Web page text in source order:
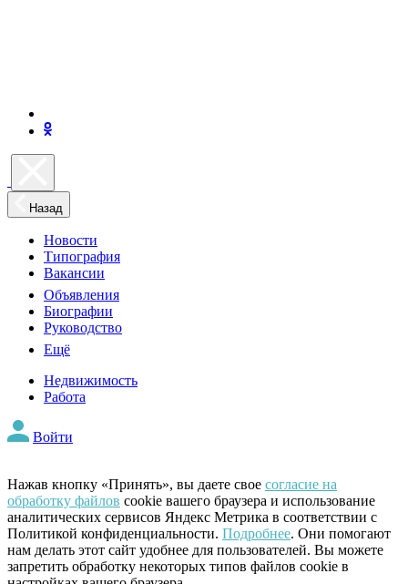
Назад
Новости
Типография
Вакансии
Объявления
Биографии
Руководство
Ещё
Недвижимость
Работа
Войти
Нажав кнопку «Принять», вы даете свое согласие на
обработку файлов cookie вашего браузера и использование
аналитических сервисов Яндекс Метрика в соответствии с
Политикой конфиденциальности. Подробнее. Они помогают
нам делать этот сайт удобнее для пользователей. Вы можете
запретить обработку некоторых типов файлов cookie в